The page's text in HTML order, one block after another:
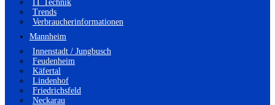
IT Technik
Trends
Verbraucherinformationen
Mannheim
Innenstadt / Jungbusch
Feudenheim
Käfertal
Lindenhof
Friedrichsfeld
Neckarau